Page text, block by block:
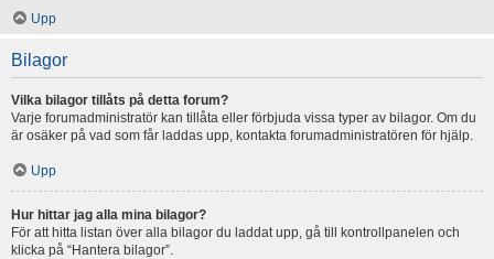
Upp
Bilagor
Vilka bilagor tillåts på detta forum?
Varje forumadministratör kan tillåta eller förbjuda vissa typer av bilagor. Om du
är osäker på vad som får laddas upp, kontakta forumadministratören för hjälp.
Upp
Hur hittar jag alla mina bilagor?
För att hitta listan över alla bilagor du laddat upp, gå till kontrollpanelen och
klicka på “Hantera bilagor”.